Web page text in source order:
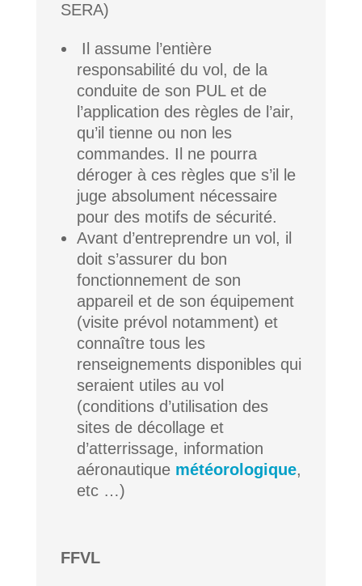
SERA)
Il assume l’entière
responsabilité du vol, de la
conduite de son PUL et de
l’application des règles de l’air,
qu’il tienne ou non les
commandes. Il ne pourra
déroger à ces règles que s’il le
juge absolument nécessaire
pour des motifs de sécurité.
Avant d’entreprendre un vol, il
doit s’assurer du bon
fonctionnement de son
appareil et de son équipement
(visite prévol notamment) et
connaître tous les
renseignements disponibles qui
seraient utiles au vol
(conditions d’utilisation des
sites de décollage et
d’atterrissage, information
aéronautique météorologique,
etc …)
FFVL